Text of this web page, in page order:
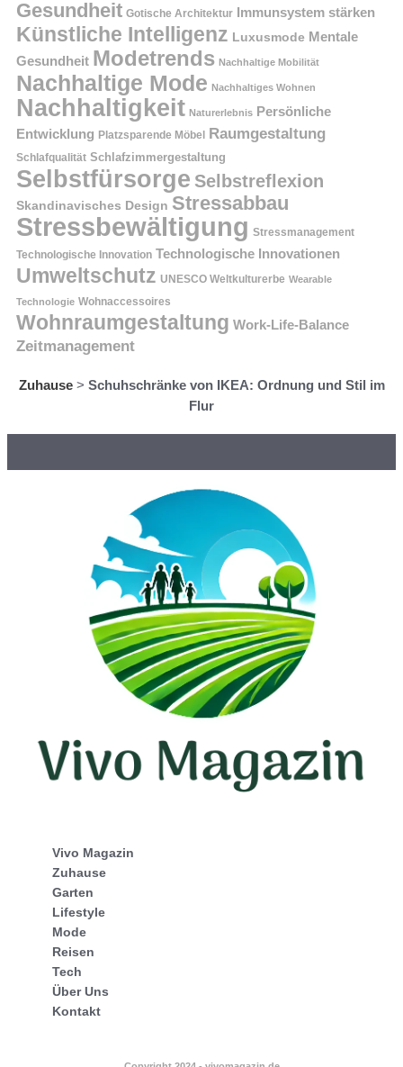
Gesundheit Gotische Architektur Immunsystem stärken
Künstliche Intelligenz Luxusmode Mentale
Gesundheit Modetrends Nachhaltige Mobilität
Nachhaltige Mode Nachhaltiges Wohnen
Nachhaltigkeit Naturerlebnis Persönliche
Entwicklung Platzsparende Möbel Raumgestaltung
Schlafqualität Schlafzimmergestaltung
Selbstfürsorge Selbstreflexion
Skandinavisches Design Stressabbau
Stressbewältigung Stressmanagement
Technologische Innovation Technologische Innovationen
Umweltschutz UNESCO Weltkulturerbe Wearable
Technologie Wohnaccessoires
Wohnraumgestaltung Work-Life-Balance
Zeitmanagement
Zuhause> Schuhschränke von IKEA: Ordnung und Stil im
Flur
Vivo Magazin
Zuhause
Garten
Lifestyle
Mode
Reisen
Tech
Über Uns
Kontakt